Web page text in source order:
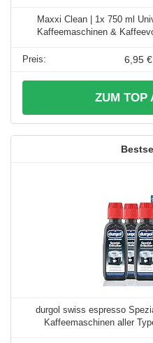
Maxxi Clean | 1x 750 ml
Kaffeemaschinen &
6,95 €
ZUM TOP
durgol swiss espresso
Kaffeemaschinen aller